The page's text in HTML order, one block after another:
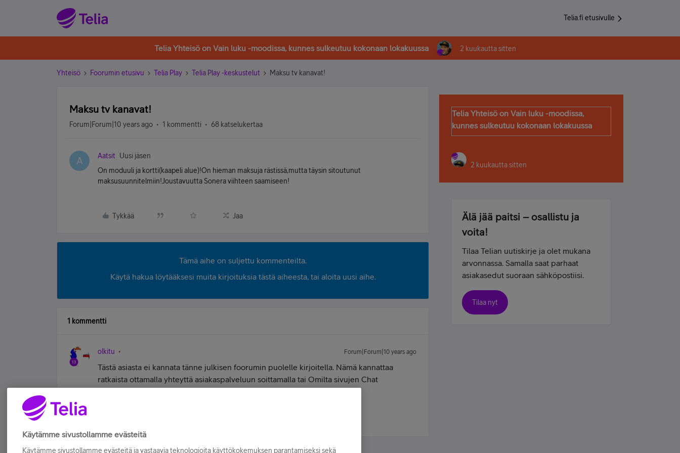
Telia.fi etusivulle
Telia Yhteisö on Vain luku -moodissa, kunnes sulkeutuu kokonaan lokakuussa 2 kuukautta sitten
Yhteisö Foorumin etusivu Telia Play Telia Play -keskustelut Maksu tv kanavat!
Maksu tv kanavat!
Forum|Forum|10 years ago 1 kommentti 68 katselukertaa
A Aatsit
Uusi jäsen
On moduuli ja kortti(kaapeli alue)!On hieman maksuja rästissä,mutta täysin sitoutunut
maksusuunnitelmiin!Joustavuutta Sonera viihteen saamiseen!
Tykkää Jaa
Tämä aihe on suljettu kommenteilta.
Käytä hakua löytääksesi muita kirjoituksia tästä aiheesta, tai aloita uusi aihe.
1 kommentti
olkitu Forum|Forum|10 years ago
Tästä asiasta ei kannata tänne julkisen foorumin puolelle kirjoitella. Nämä kannattaa
ratkaista ottamalla yhteyttä asiakaspalveluun soittamalla tai Omilta sivujen Chat
Telia Yhteisö on Vain luku -moodissa,
kunnes sulkeutuu kokonaan lokakuussa
2 kuukautta sitten
Älä jää paitsi – osallistu ja
voita!
Tilaa Telian uutiskirje ja olet mukana
arvonnassa. Samalla saat parhaat
asiakasedut suoraan sähköpostiisi.
Tilaa nyt
Käytämme sivustollamme evästeitä
Käytämme sivustollamme evästeitä ja vastaavia teknologioita käyttökokemuksen parantamiseksi sekä